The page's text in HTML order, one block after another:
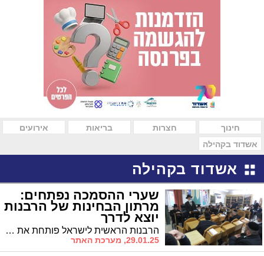
חינוך חצרות בריאות
אירועים
אשדוד בקהילה
אשדוד בקהילה
שערי ההסמכה נפתחים:
מרתון הבחינות של הרבנות
יוצא לדרך
הרבנות הראשית לישראל פותחת את שערי ההסמכה למאות רבנים ודיינים חדשים. היום הודיעה הרבנות על פתיחת ההרשמה למבחני ההסמכה שיתקיימו בחודש ניסן הקרוב, בין א' בניסן ועד ד' בניסן תשפ"ה
29.01.25, מערכת האתר